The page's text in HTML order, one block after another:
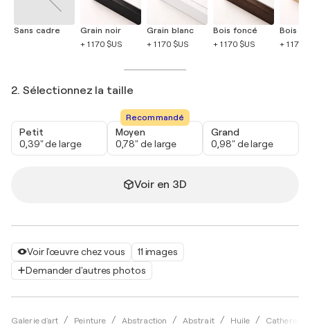
Voir l'œuvre chez vous
11 images
Demander d'autres photos
Galerie d'art Peinture Abstraction Abstrait Huile Catherine
Sans cadre
Grain noir
+ 1 170 $US
Grain blanc
+ 1 170 $US
Bois foncé
+ 1 170 $US
Bois
+ 1 170
2. Sélectionnez la taille
Petit
0,39" de large
Recommandé
Moyen
0,78" de large
Grand
0,98" de large
Voir en 3D